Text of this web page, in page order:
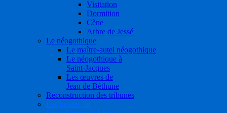
Visitation
Dormition
Cène
Arbre de Jessé
Le néogothique
Le maître-autel néogothique
Le néogothique à
Saint-Jacques
Les œuvres de
Jean de Béthune
Reconstruction des tribunes
Les guides de